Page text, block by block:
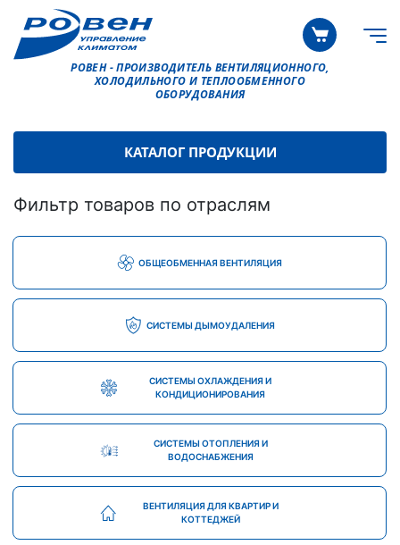
РОВЕН - ПРОИЗВОДИТЕЛЬ ВЕНТИЛЯЦИОННОГО,
ХОЛОДИЛЬНОГО И ТЕПЛООБМЕННОГО
ОБОРУДОВАНИЯ
КАТАЛОГ ПРОДУКЦИИ
Фильтр товаров по отраслям
ОБЩЕОБМЕННАЯ ВЕНТИЛЯЦИЯ
СИСТЕМЫ ДЫМОУДАЛЕНИЯ
СИСТЕМЫ ОХЛАЖДЕНИЯ И
КОНДИЦИОНИРОВАНИЯ
СИСТЕМЫ ОТОПЛЕНИЯ И
ВОДОСНАБЖЕНИЯ
ВЕНТИЛЯЦИЯ ДЛЯ КВАРТИР И
КОТТЕДЖЕЙ